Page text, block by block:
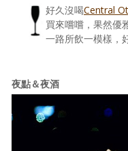
好久沒喝Central
買來嚐嚐，果然優
一路所飲一模樣，
夜點＆夜酒